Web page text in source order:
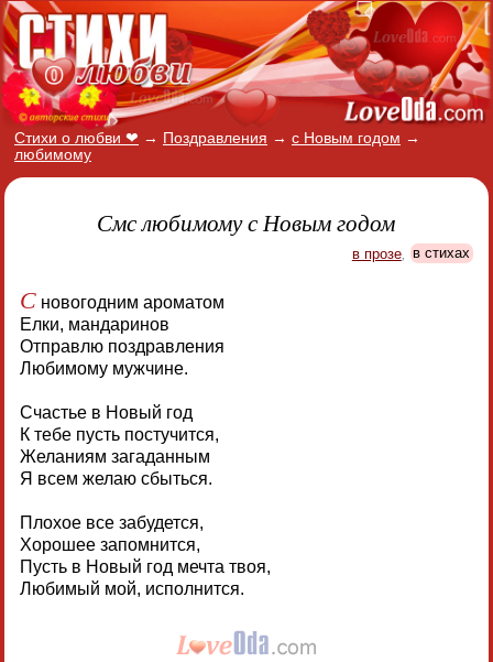
Стихи о любви ❤ → Поздравления → с Новым годом →
любимому
Смс любимому с Новым годом
в прозе, в стихах
Сновогодним ароматом
Елки, мандаринов
Отправлю поздравления
Любимому мужчине.
Счастье в Новый год
К тебе пусть постучится,
Желаниям загаданным
Я всем желаю сбыться.
Плохое все забудется,
Хорошее запомнится,
Пусть в Новый год мечта твоя,
Любимый мой, исполнится.